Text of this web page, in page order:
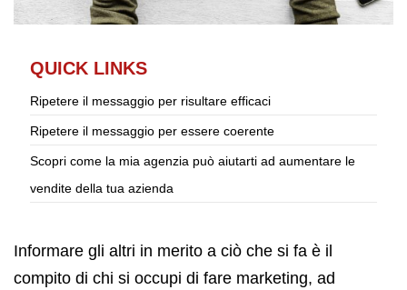
QUICK LINKS
Ripetere il messaggio per risultare efficaci
Ripetere il messaggio per essere coerente
Scopri come la mia agenzia può aiutarti ad aumentare le
vendite della tua azienda
Informare gli altri in merito a ciò che si fa è il
compito di chi si occupi di fare marketing, ad